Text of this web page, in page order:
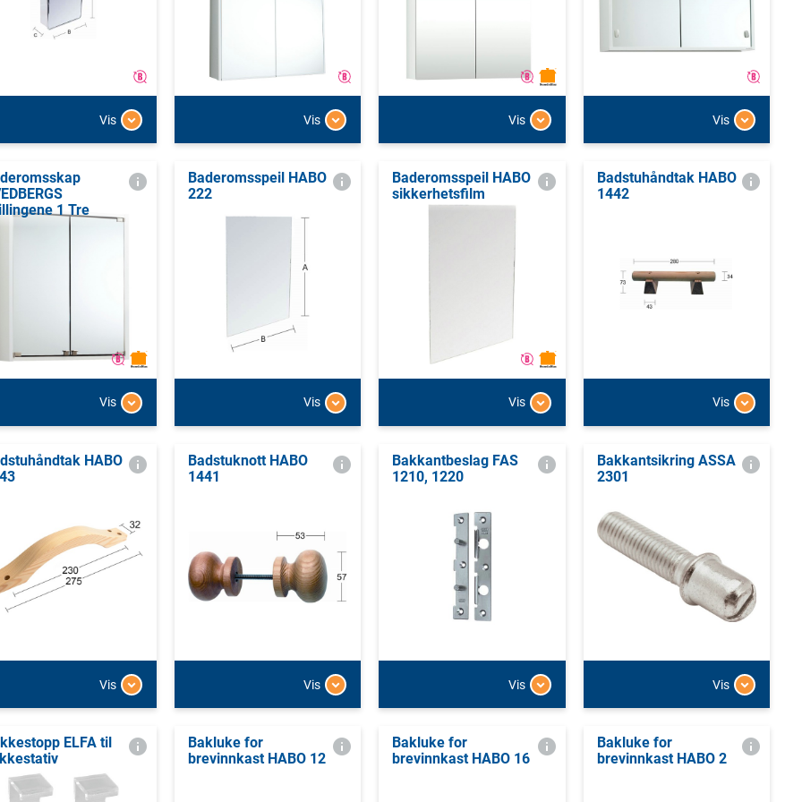
Vis Vis Vis Vis
1 Tre
Vis
Baderomsspeil HABO
222
Vis
Baderomsspeil HABO
sikkerhetsfilm
Vis
Badstuhåndtak HABO
1442
Vis
HABO
Vis
Badstuknott HABO
1441
Vis
Bakkantbeslag FAS
1210, 1220
Vis
Bakkantsikring ASSA
2301
Vis
ELFA til
Bakluke for
brevinnkast HABO 12
Bakluke for
brevinnkast HABO 16
Bakluke for
brevinnkast HABO 2